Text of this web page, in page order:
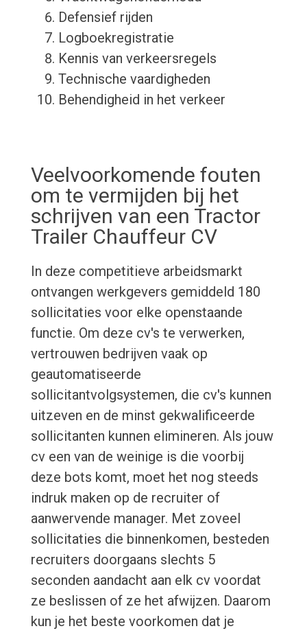
Defensief rijden
Logboekregistratie
Kennis van verkeersregels
Technische vaardigheden
Behendigheid in het verkeer
Veelvoorkomende fouten
om te vermijden bij het
schrijven van een Tractor
Trailer Chauffeur CV
In deze competitieve arbeidsmarkt
ontvangen werkgevers gemiddeld 180
sollicitaties voor elke openstaande
functie. Om deze cv's te verwerken,
vertrouwen bedrijven vaak op
geautomatiseerde
sollicitantvolgsystemen, die cv's kunnen
uitzeven en de minst gekwalificeerde
sollicitanten kunnen elimineren. Als jouw
cv een van de weinige is die voorbij
deze bots komt, moet het nog steeds
indruk maken op de recruiter of
aanwervende manager. Met zoveel
sollicitaties die binnenkomen, besteden
recruiters doorgaans slechts 5
seconden aandacht aan elk cv voordat
ze beslissen of ze het afwijzen. Daarom
kun je het beste voorkomen dat je